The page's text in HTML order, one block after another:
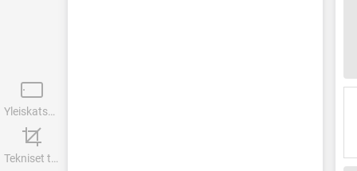
Yleiskatsaus
Tekniset tiedot